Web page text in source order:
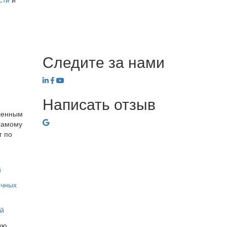
по
Следите за нами
Написать отзыв